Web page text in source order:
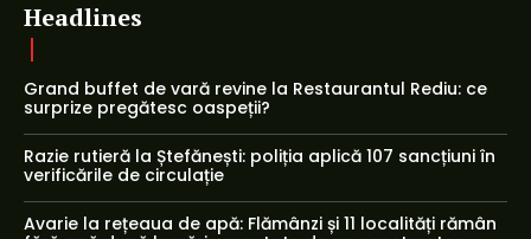
Headlines
Grand buffet de vară revine la Restaurantul Rediu: ce
surprize pregătesc oaspeții?
Razie rutieră la Ștefănești: poliția aplică 107 sancțiuni în
verificările de circulație
Avarie la rețeaua de apă: Flămânzi și 11 localități rămân